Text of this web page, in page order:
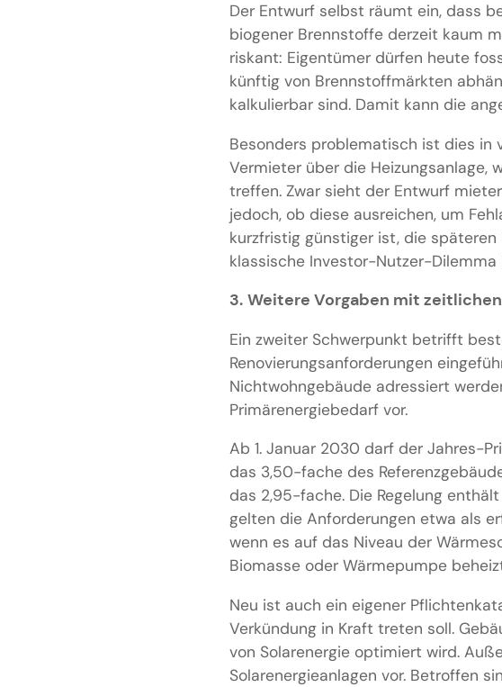
Der Entwurf selbst räumt ein, dass
biogener Brennstoffe derzeit kaum
riskant: Eigentümer dürfen heute
künftig von Brennstoffmärkten
kalkulierbar sind. Damit kann die
Besonders problematisch ist dies
Vermieter über die Heizungsanlage,
treffen. Zwar sieht der Entwurf
jedoch, ob diese ausreichen, um
kurzfristig günstiger ist, die
klassische Investor-Nutzer-Dilemma
3. Weitere Vorgaben mit
Ein zweiter Schwerpunkt betrifft
Renovierungsanforderungen
Nichtwohngebäude adressiert
Primärenergiebedarf vor.
Ab 1. Januar 2030 darf der Jahres-
das 3,50-fache des
das 2,95-fache. Die Regelung
gelten die Anforderungen etwa als
wenn es auf das Niveau der
Biomasse oder Wärmepumpe
Neu ist auch ein eigener
Verkündung in Kraft treten soll.
von Solarenergie optimiert wird.
Solarenergieanlagen vor. Betroffen